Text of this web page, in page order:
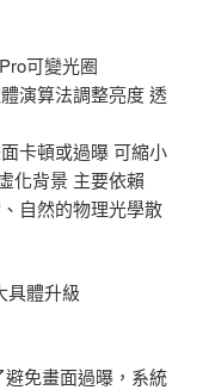
可變光圈
演算法調整亮度 透
卡頓或過曝 可縮小
化背景 主要依賴
自然的物理光學散
具體升級
免畫面過曝，系統